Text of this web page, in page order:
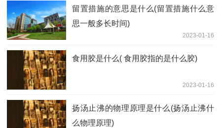
留置措施的意思是什么(留置措施什么意
思一般多长时间)
2023-01-16
食用胶是什么( 食用胶指的是什么胶)
2023-01-16
扬汤止沸的物理原理是什么(扬汤止沸什
么物理原理)